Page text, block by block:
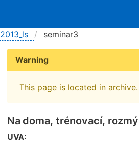
2013_ls seminar3
Warning
This page is located in archive.
Na doma, trénovací,
UVA: